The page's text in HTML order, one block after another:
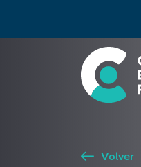
Seleccione país
Buscar
Volver